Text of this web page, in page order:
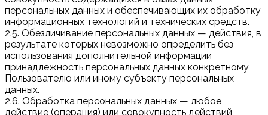
персональных данных и обеспечивающих их обработку
информационных технологий и технических средств.
2.5. Обезличивание персональных данных — действия, в
результате которых невозможно определить без
использования дополнительной информации
принадлежность персональных данных конкретному
Пользователю или иному субъекту персональных
данных.
2.6. Обработка персональных данных — любое
действие (операция) или совокупность действий